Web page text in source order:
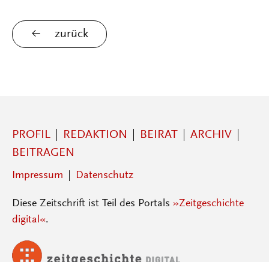
zurück
PROFIL REDAKTION BEIRAT
ARCHIV
BEITRAGEN
Impressum Datenschutz
Diese Zeitschrift ist Teil des Portals »Zeitgeschichte
digital«.